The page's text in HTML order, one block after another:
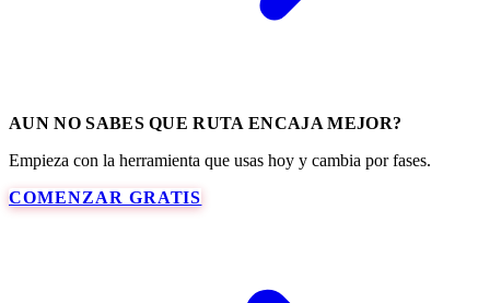
AUN NO SABES QUE RUTA ENCAJA MEJOR?
Empieza con la herramienta que usas hoy y cambia por fases.
COMENZAR GRATIS